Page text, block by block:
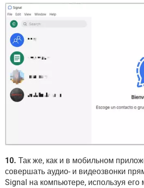
10. Так же, как и в мобильном
совершать аудио- и видеозвонки
Signal на компьютере, используя